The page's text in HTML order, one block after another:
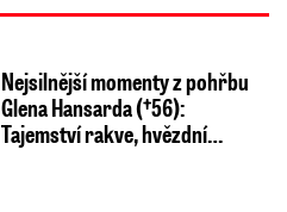
Nejsilnější momenty z pohřbu
Glena Hansarda (†56):
Tajemství rakve, hvězdní…